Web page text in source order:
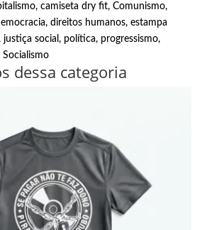
,camiseta dry fit,Comunismo,
,direitos humanos,estampa
justiça social, política, progressismo,
Socialismo
dessa categoria